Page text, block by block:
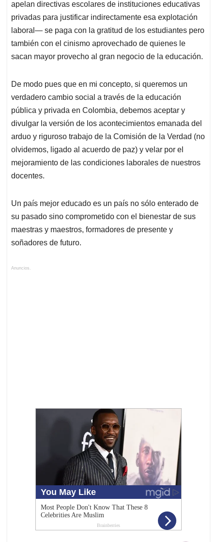
apelan directivas escolares de instituciones educativas
privadas para justificar indirectamente esa explotación
laboral— se paga con la gratitud de los estudiantes pero
también con el cinismo aprovechado de quienes le
sacan mayor provecho al gran negocio de la educación.
De modo pues que en mi concepto, si queremos un
verdadero cambio social a través de la educación
pública y privada en Colombia, debemos aceptar y
divulgar la versión de los acontecimientos emanada del
arduo y riguroso trabajo de la Comisión de la Verdad (no
olvidemos, ligado al acuerdo de paz) y velar por el
mejoramiento de las condiciones laborales de nuestros
docentes.
Un país mejor educado es un país no sólo enterado de
su pasado sino comprometido con el bienestar de sus
maestras y maestros, formadores de presente y
soñadores de futuro.
Anuncios.